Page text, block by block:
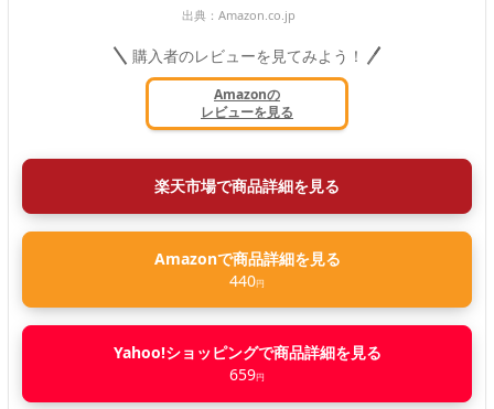
出典： Amazon.co.jp
購入者のレビューを見てみよう！
Amazonの
レビューを見る
楽天市場で商品詳細を見る
Amazonで商品詳細を見る
440円
Yahoo!ショッピングで商品詳細を見る
659円